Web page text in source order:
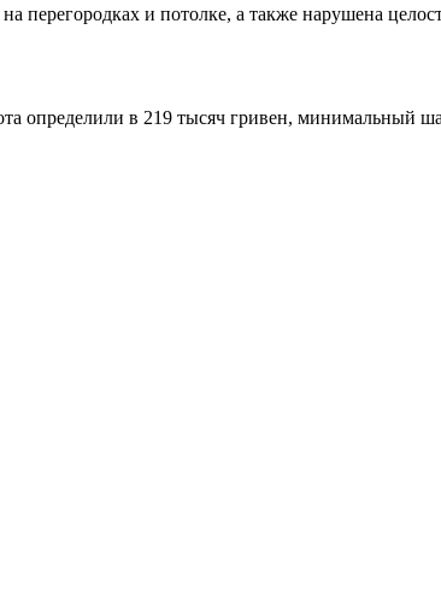
перегородках и потолке, а также нарушена
определили в 219 тысяч гривен, минимальный